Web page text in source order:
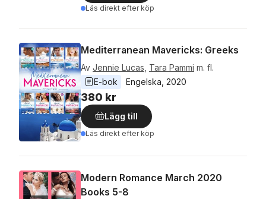
Läs direkt efter köp
Mediterranean Mavericks: Greeks
Av Jennie Lucas Tara Pammi m. fl.
E-bok
Engelska 2020
380 kr
Lägg till
Läs direkt efter köp
Modern Romance March 2020
Books 5-8